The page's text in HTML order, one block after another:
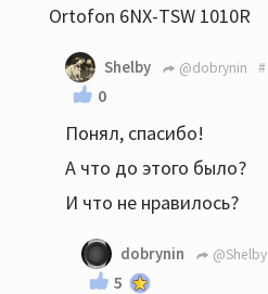
Оrtоfon 6NХ-ТSW 1010R
Shelby @dobrynin
0
Понял, спасибо!
А что до этого было?
И что не нравилось?
dobrynin @Shelby
5